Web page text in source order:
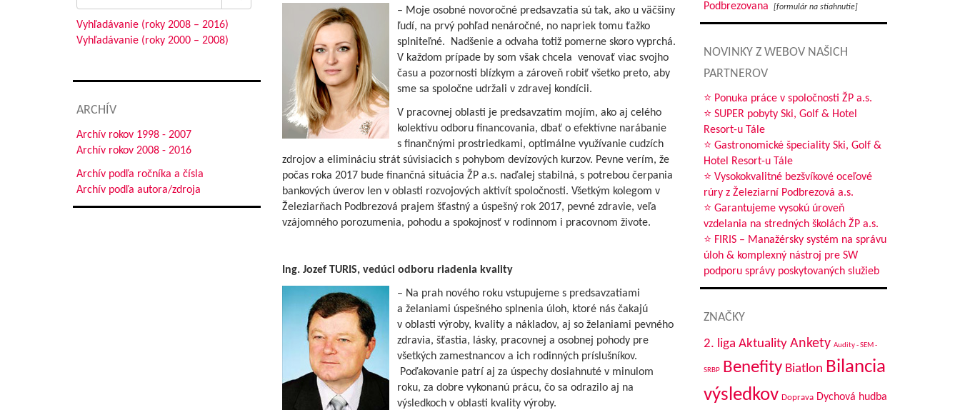
for:
Vyhľadávanie (roky 2008 – 2016)
Vyhľadávanie (roky 2000 – 2008)
ARCHÍV
Archív rokov 1998 - 2007
Archív rokov 2008 - 2016
Archív podľa ročníka a čísla
Archív podľa autora/zdroja
– Moje osobné novoročné predsavzatia sú tak, ako u väčšiny
ľudí, na prvý pohľad nenáročné, no napriek tomu ťažko
splniteľné. Nadšenie a odvaha totiž pomerne skoro vyprchá.
V každom prípade by som však chcela venovať viac svojho
času a pozornosti blízkym a zároveň robiť všetko preto, aby
sme sa spoločne udržali v zdravej kondícii.
V pracovnej oblasti je predsavzatím mojím, ako aj celého
kolektívu odboru financovania, dbať o efektívne narábanie
s finančnými prostriedkami, optimálne využívanie cudzích
zdrojov a elimináciu strát súvisiacich s pohybom devízových kurzov. Pevne verím, že
počas roka 2017 bude finančná situácia ŽP a.s. naďalej stabilná, s potrebou čerpania
bankových úverov len v oblasti rozvojových aktivít spoločnosti. Všetkým kolegom v
Železiarňach Podbrezová prajem šťastný a úspešný rok 2017, pevné zdravie, veľa
vzájomného porozumenia, pohodu a spokojnosť v rodinnom i pracovnom živote.
Ing. Jozef TURIS, vedúci odboru riadenia kvality
– Na prah nového roku vstupujeme s predsavzatiami
a želaniami úspešného splnenia úloh, ktoré nás čakajú
v oblasti výroby, kvality a nákladov, aj so želaniami pevného
zdravia, šťastia, lásky, pracovnej a osobnej pohody pre
všetkých zamestnancov a ich rodinných príslušníkov.
Poďakovanie patrí aj za úspechy dosiahnuté v minulom
roku, za dobre vykonanú prácu, čo sa odrazilo aj na
výsledkoch v oblasti kvality výroby.
Podbrezovana
[formulár na stiahnutie]
NOVINKY Z WEBOV NAŠICH
PARTNEROV
⭐ Ponuka práce v spoločnosti ŽP a.s.
⭐ SUPER pobyty Ski, Golf & Hotel
Resort-u Tále
⭐ Gastronomické špeciality Ski, Golf &
Hotel Resort-u Tále
⭐ Vysokokvalitné bezšvíkové oceľové
rúry z Železiarní Podbrezová a.s.
⭐ Garantujeme vysokú úroveň
vzdelania na stredných školách ŽP a.s.
⭐ FIRIS – Manažérsky systém na správu
úloh & komplexný nástroj pre SW
podporu správy poskytovaných služieb
ZNAČKY
2. liga Aktuality Ankety Audity - SEM -
SRBP Benefity Biatlon Bilancia
výsledkov Doprava Dychová hudba